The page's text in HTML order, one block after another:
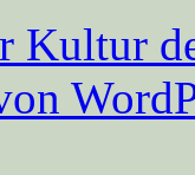
Kultur